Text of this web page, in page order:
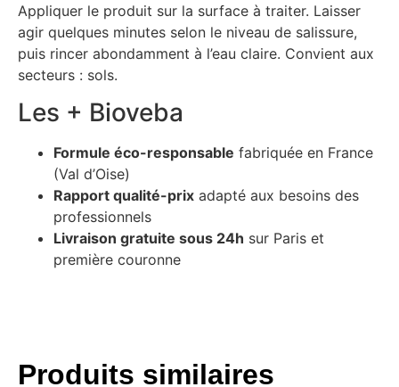
Appliquer le produit sur la surface à traiter. Laisser
agir quelques minutes selon le niveau de salissure,
puis rincer abondamment à l’eau claire. Convient aux
secteurs : sols.
Les + Bioveba
Formule éco-responsable fabriquée en France
(Val d’Oise)
Rapport qualité-prix adapté aux besoins des
professionnels
Livraison gratuite sous 24h sur Paris et
première couronne
Produits similaires